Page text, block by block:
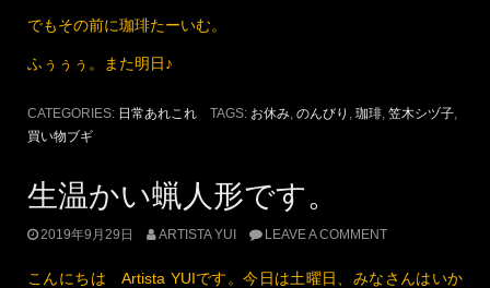
でもその前に珈琲たーいむ。
ふぅぅぅ。また明日♪
CATEGORIES: 日常あれこれ TAGS: お休み, のんびり , 珈琲, 笠木シヅ子,
買い物ブギ
生温かい蝋人形です。
2019年9月29日 ARTISTA YUI LEAVE A COMMENT
こんにちは Artista YUIです。今日は土曜日、みなさんはいか